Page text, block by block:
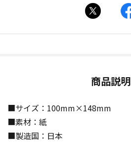
商品説明
■サイズ：100mm×148mm
■素材：紙
■製造国：日本